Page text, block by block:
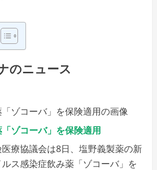
のニュース
ゾコーバ」を保険適用の画像
ゾコーバ」を保険適用
療協議会は8日、塩野義製薬の新
ス感染症飲み薬「ゾコーバ」を